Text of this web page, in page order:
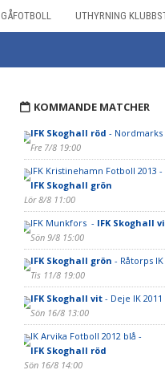
GÅFOTBOLL UTHYRNING
KOMMANDE MATCHER
IFK Skoghall röd - Nordmarks
Fre 7/8 19:00
IFK Kristinehamn Fotboll 2013 -
IFK Skoghall grön
Lör 8/8 11:00
IFK Munkfors - IFK Skoghall
Sön 9/8 15:00
IFK Skoghall grön - Råtorps IK
Tis 11/8 19:00
IFK Skoghall vit- Deje IK 2011
Sön 16/8 13:00
IK Arvika Fotboll 2012 blå -
IFK Skoghall röd
Sön 16/8 14:00